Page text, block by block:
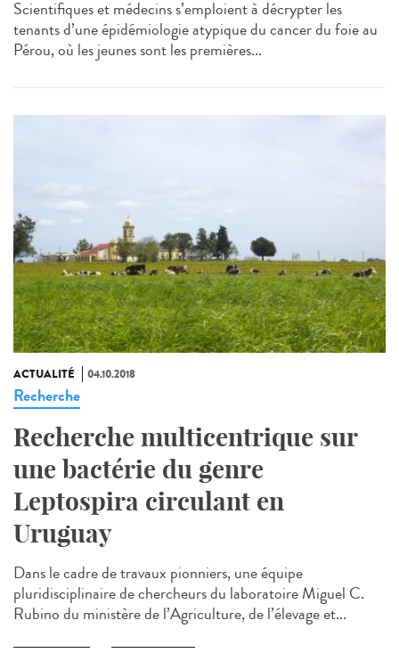
Scientifiques et médecins s’emploient à décrypter les
tenants d’une épidémiologie atypique du cancer du foie au
Pérou, où les jeunes sont les premières...
ACTUALITÉ 04.10.2018
Recherche
Recherche multicentrique sur
une bactérie du genre
Leptospira circulant en
Uruguay
Dans le cadre de travaux pionniers, une équipe
pluridisciplinaire de chercheurs du laboratoire Miguel C.
Rubino du ministère de l’Agriculture, de l’élevage et...